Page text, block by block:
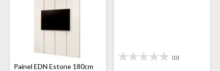
Painel EDN Estone 180cm
(0)